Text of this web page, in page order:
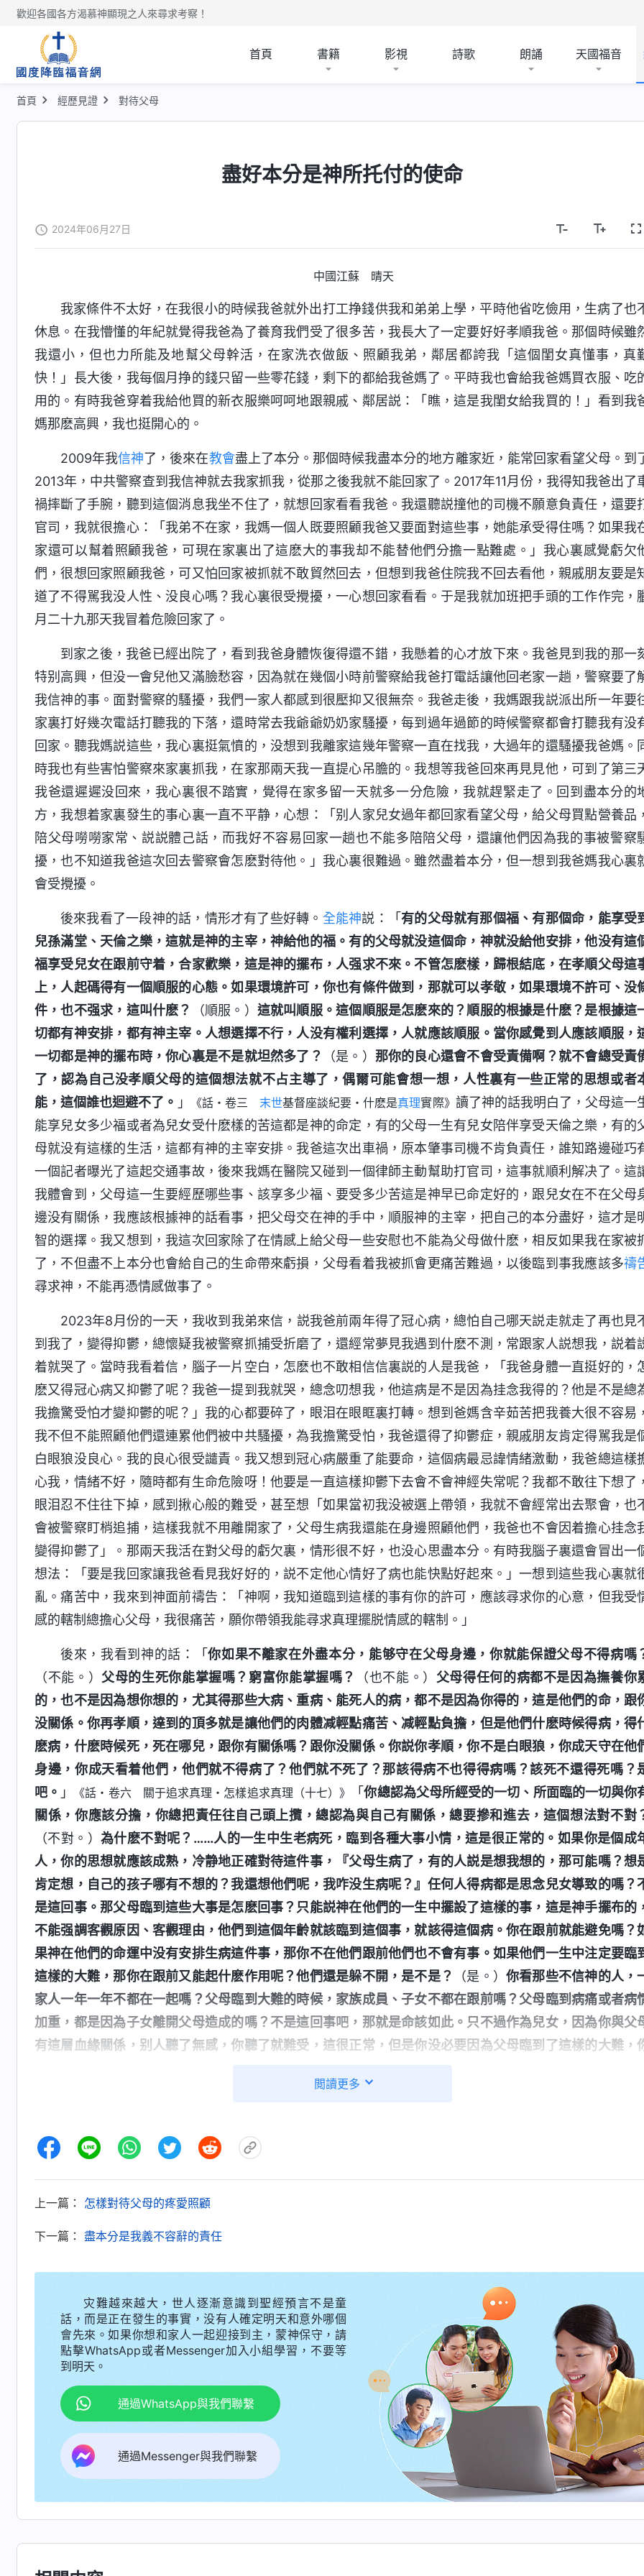
歡迎各國各方渴慕神顯現之人來尋求考察！
首頁 書籍 影視 詩歌 朗誦 天國福音
首頁 經歷見證 對待父母
盡好本分是神所托付的使命
2024年06月27日
中國江蘇 晴天
我家條件不太好，在我很小的時候我爸就外出打工挣錢供我和弟弟上學，平時他省吃儉用，生病了也
休息。在我懵懂的年紀就覺得我爸為了養育我們受了很多苦，我長大了一定要好好孝順我爸。那個時候雖
我還小，但也力所能及地幫父母幹活，在家洗衣做飯、照顧我弟，鄰居都誇我「這個閨女真懂事，真
快！」長大後，我每個月挣的錢只留一些零花錢，剩下的都給我爸媽了。平時我也會給我爸媽買衣服、吃
用的。有時我爸穿着我給他買的新衣服樂呵呵地跟親戚、鄰居説：「瞧，這是我閨女給我買的！」看到我
媽那麽高興，我也挺開心的。
2009年我信神了，後來在教會盡上了本分。那個時候我盡本分的地方離家近，能常回家看望父母。到
2013年，中共警察查到我信神就去我家抓我，從那之後我就不能回家了。2017年11月份，我得知我爸出了
禍摔斷了手腕，聽到這個消息我坐不住了，就想回家看看我爸。我還聽説撞他的司機不願意負責任，還要
官司，我就很擔心：「我弟不在家，我媽一個人既要照顧我爸又要面對這些事，她能承受得住嗎？如果我
家還可以幫着照顧我爸，可現在家裏出了這麽大的事我却不能替他們分擔一點難處。」我心裏感覺虧欠
們，很想回家照顧我爸，可又怕回家被抓就不敢貿然回去，但想到我爸住院我不回去看他，親戚朋友要是
道了不得駡我没人性、没良心嗎？我心裏很受攪擾，一心想回家看看。于是我就加班把手頭的工作作完，
月二十九那天我冒着危險回家了。
到家之後，我爸已經出院了，看到我爸身體恢復得還不錯，我懸着的心才放下來。我爸見到我的那一
特别高興，但没一會兒他又滿臉愁容，因為就在幾個小時前警察給我爸打電話讓他回老家一趟，警察要了
我信神的事。面對警察的騷擾，我們一家人都感到很壓抑又很無奈。我爸走後，我媽跟我説派出所一年要
家裏打好幾次電話打聽我的下落，還時常去我爺爺奶奶家騷擾，每到過年過節的時候警察都會打聽我有没
回家。聽我媽説這些，我心裏挺氣憤的，没想到我離家這幾年警察一直在找我，大過年的還騷擾我爸媽。
時我也有些害怕警察來家裏抓我，在家那兩天我一直提心吊膽的。我想等我爸回來再見見他，可到了第三
我爸還遲遲没回來，我心裏很不踏實，覺得在家多留一天就多一分危險，我就趕緊走了。回到盡本分的
方，我想着家裏發生的事心裏一直不平静，心想：「别人家兒女過年都回家看望父母，給父母買點營養品，
陪父母嘮嘮家常、説説體己話，而我好不容易回家一趟也不能多陪陪父母，還讓他們因為我的事被警察
擾，也不知道我爸這次回去警察會怎麽對待他。」我心裏很難過。雖然盡着本分，但一想到我爸媽我心裏
會受攪擾。
後來我看了一段神的話，情形才有了些好轉。 全能神説：「有的父母就有那個福、有那個命，能享受
兒孫滿堂、天倫之樂，這就是神的主宰，神給他的福。有的父母就没這個命，神就没給他安排，他没有這
福享受兒女在跟前守着，合家歡樂，這是神的擺布，人强求不來。不管怎麽樣，歸根結底，在孝順父母這
上，人起碼得有一個順服的心態。如果環境許可，你也有條件做到，那就可以孝敬，如果環境不許可、没
件，也不强求，這叫什麽？
（順服。） 這就叫順服。這個順服是怎麽來的？順服的根據是什麽？是根據這
切都有神安排，都有神主宰。人想選擇不行，人没有權利選擇，人就應該順服。當你感覺到人應該順服，
一切都是神的擺布時，你心裏是不是就坦然多了？
（是。） 那你的良心還會不會受責備啊？就不會總受責
了，認為自己没孝順父母的這個想法就不占主導了，偶爾可能會想一想，人性裏有一些正常的思想或者
能，這個誰也迴避不了。 」 《話・卷三 末世基督座談紀要・什麽是真理實際》 讀了神的話我明白了，父母這一
能享兒女多少福或者為兒女受什麽樣的苦這都是神的命定，有的父母一生有兒女陪伴享受天倫之樂，有的
母就没有這樣的生活，這都有神的主宰安排。我爸這次出車禍，原本肇事司機不肯負責任，誰知路邊碰巧
一個記者曝光了這起交通事故，後來我媽在醫院又碰到一個律師主動幫助打官司，這事就順利解决了。這
我體會到，父母這一生要經歷哪些事、該享多少福、要受多少苦這是神早已命定好的，跟兒女在不在父母
邊没有關係，我應該根據神的話看事，把父母交在神的手中，順服神的主宰，把自己的本分盡好，這才是
智的選擇。我又想到，我這次回家除了在情感上給父母一些安慰也不能為父母做什麽，相反如果我在家被
了，不但盡不上本分也會給自己的生命帶來虧損，父母看着我被抓會更痛苦難過，以後臨到事我應該多禱
尋求神，不能再憑情感做事了。
2023年8月份的一天，我收到我弟來信，説我爸前兩年得了冠心病，總怕自己哪天説走就走了再也見
到我了，變得抑鬱，總懷疑我被警察抓捕受折磨了，還經常夢見我遇到什麽不測，常跟家人説想我，説着
着就哭了。當時我看着信，腦子一片空白，怎麽也不敢相信信裏説的人是我爸，「我爸身體一直挺好的，
麽又得冠心病又抑鬱了呢？我爸一提到我就哭，總念叨想我，他這病是不是因為挂念我得的？他是不是總
我擔驚受怕才變抑鬱的呢？」我的心都要碎了，眼泪在眼眶裏打轉。想到爸媽含辛茹苦把我養大很不容易，
我不但不能照顧他們還連累他們被中共騷擾，為我擔驚受怕，我爸還得了抑鬱症，親戚朋友肯定得駡我是
白眼狼没良心。我的良心很受譴責。我又想到冠心病嚴重了能要命，這個病最忌諱情緒激動，我爸總這樣
心我，情緒不好，隨時都有生命危險呀！他要是一直這樣抑鬱下去會不會神經失常呢？我都不敢往下想了，
眼泪忍不住往下掉，感到揪心般的難受，甚至想「如果當初我没被選上帶領，我就不會經常出去聚會，也
會被警察盯梢追捕，這樣我就不用離開家了，父母生病我還能在身邊照顧他們，我爸也不會因着擔心挂念
變得抑鬱了」。那兩天我活在對父母的虧欠裏，情形很不好，也没心思盡本分。有時我腦子裏還會冒出一
想法：「要是我回家讓我爸看見我好好的，説不定他心情好了病也能快點好起來。」一想到這些我心裏就
亂。痛苦中，我來到神面前禱告：「神啊，我知道臨到這樣的事有你的許可，應該尋求你的心意，但我受
感的轄制總擔心父母，我很痛苦，願你帶領我能尋求真理擺脱情感的轄制。」
後來，我看到神的話：「你如果不離家在外盡本分，能够守在父母身邊，你就能保證父母不得病嗎
（不能。） 父母的生死你能掌握嗎？窮富你能掌握嗎？ （也不能。） 父母得任何的病都不是因為撫養你
的，也不是因為想你想的，尤其得那些大病、重病、能死人的病，都不是因為你得的，這是他們的命，跟
没關係。你再孝順，達到的頂多就是讓他們的肉體减輕點痛苦、减輕點負擔，但是他們什麽時候得病，得
麽病，什麽時候死，死在哪兒，跟你有關係嗎？跟你没關係。你説你孝順，你不是白眼狼，你成天守在他
身邊，你成天看着他們，他們就不得病了？他們就不死了？那該得病不也得得病嗎？該死不還得死嗎？
吧。 」 《話・卷六 關于追求真理・怎樣追求真理（十七）》 「你總認為父母所經受的一切、所面臨的一切與你
關係，你應該分擔，你總把責任往自己頭上攬，總認為與自己有關係，總要摻和進去，這個想法對不對
（不對。）為什麽不對呢？……人的一生中生老病死，臨到各種大事小情，這是很正常的。如果你是個成
人，你的思想就應該成熟，冷静地正確對待這件事，『父母生病了，有的人説是想我想的，那可能嗎？想
肯定想，自己的孩子哪有不想的？我還想他們呢，我咋没生病呢？』任何人得病都是思念兒女導致的嗎？
是這回事。那父母臨到這些大事是怎麽回事？只能説神在他們的一生中擺設了這樣的事，這是神手擺布的
不能强調客觀原因、客觀理由，他們到這個年齡就該臨到這個事，就該得這個病。你在跟前就能避免嗎？
果神在他們的命運中没有安排生病這件事，那你不在他們跟前他們也不會有事。如果他們一生中注定要臨
這樣的大難，那你在跟前又能起什麽作用呢？他們還是躲不開，是不是？
（是。） 你看那些不信神的人，
家人一年一年不都在一起嗎？父母臨到大難的時候，家族成員、子女不都在跟前嗎？父母臨到病痛或者病
加重，都是因為子女離開父母造成的嗎？不是這回事吧，那就是命該如此。只不過作為兒女，因為你與父
有這層血緣關係，别人聽了無感，你聽了就難受，這很正常，但是你没必要因為父母臨到了這樣的大難，
了，如果神安排環境讓他們擺脱這些事的話，那這些事早晚會烟消雲散；如果這件事是他們一生中的一個
解决這個事，去分析、研究這個事的源頭、前因後果，那是愚蠢的想法，没用，多餘。
求真理・怎樣追求真理（十七）》神把怎樣對待父母生病的事交通得很清楚，人這一生的命運怎麽樣、會不會生
病、在什麽年紀生病、得什麽樣的病、得病了會不會死、壽命有多長等等這些神早就命定好了，任何人都
預不了，也改變不了。外表看我爸是因着思念我才得病的，其實是神命定他在這個階段要經歷這個坎，我把
我爸生病的責任都攬到自己身上這太不理性了，也不符合事實。想到我表哥表弟他們和父母生活在一起，也
邊也改變不了什麽。另外，人是肉體凡胎，吃五穀雜糧都有生病的時候。我爸六十來歲了，他到了這個年
生理機能退化、抵抗力下降，得一些中老年常見的病是正常現象，很多上了年紀的人都會得高血壓、糖尿
病、心臟病。之前我在家的時候看到我爸抽烟喝酒很厲害，作息也不規律，我常用各種方式幫助他戒烟戒
酒，讓他多吃一些對身體有益處的食品，可他從來不聽我的勸，我爸這些不健康的生活習慣我都改變不了，
更何况他生病的事呢？還有，我身邊有個姊妹的爸媽得了糖尿病、高血壓，姊妹是醫生，她父母生病她就給
父母用最好的藥、吃高檔的保健品，不惜花重價給父母找最好的療養院，幾乎每天都去陪伴父母，無微不
地照顧父母的飲食起居，但她母親還是因着糖尿病并發症導致雙腿截肢了，她父親也老年痴呆了。我還接觸
過一個老姊妹，她兒女不在身邊，她快八十歲了身體照樣很健康，每次體檢各項指標都正常。看到每個人
一生要經歷多少事、是否經歷病痛的磨難這都在乎神的命定，任何人改變不了，父母不會因着兒女在身邊
顧就能多享福不生病，也不會因着兒女不在身邊照顧就多生病、多承受病痛的苦楚。從這些事實中看到每
人的生老病死都有定數，我爸得病，即使我守在他身邊也不能改變什麽。明白了這些，我心裏輕鬆了很多。
一天，我看了一個經歷見證視頻，裏面有段神的話對我很有幫助。全能神説：「外邦世界有一個什麽
閲讀更多
上一篇： 怎樣對待父母的疼愛照顧
下一篇： 盡本分是我義不容辭的責任
灾難越來越大，世人逐漸意識到聖經預言不是童
話，而是正在發生的事實，没有人確定明天和意外哪個
會先來。如果你想和家人一起迎接到主，蒙神保守，請
點擊WhatsApp或者Messenger加入小組學習，不要等
到明天。
通過WhatsApp與我們聯繫
通過Messenger與我們聯繫